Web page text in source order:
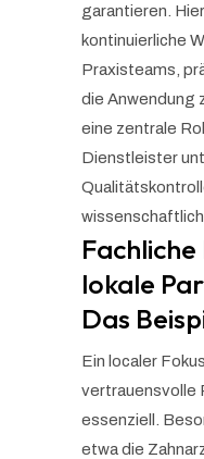
garantieren.
kontinuierliche
Praxisteams,
die Anwendung
eine zentrale
Dienstleister
lokale
Das
Ein localer
vertrauensvolle
essenziell.
etwa die